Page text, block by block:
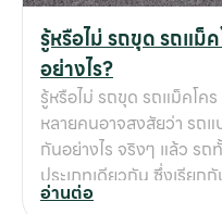
รู้หรือไม่ รถขุด รถแม็
อย่างไร?
รู้หรือไม่ รถขุด รถแม็คโค
หลายคนอาจสงสัยว่า รถ
กันอย่างไร จริงๆ แล้ว ร
ประเภทเดียวกัน ซึ่งเรียก
“แบคโฮ” (Backhoe) มา
อ่านต่อ